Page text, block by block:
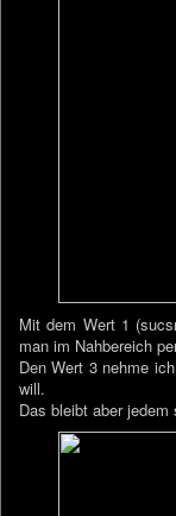
Mit dem Wert 1
man im Nahbereich
Den Wert 3 nehme
will.
Das bleibt aber